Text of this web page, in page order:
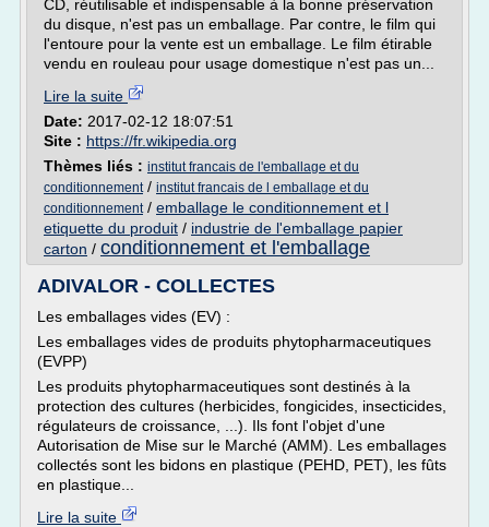
CD, réutilisable et indispensable à la bonne préservation
du disque, n'est pas un emballage. Par contre, le film qui
l'entoure pour la vente est un emballage. Le film étirable
vendu en rouleau pour usage domestique n'est pas un...
Lire la suite
Date: 2017-02-12 18:07:51
Site : https://fr.wikipedia.org
Thèmes liés : institut francais de l'emballage et du
conditionnement/ institut francais de l emballage et du
conditionnement/ emballage le conditionnement et l
etiquette du produit / industrie de l'emballage papier
carton / conditionnement et l'emballage
ADIVALOR - COLLECTES
Les emballages vides (EV) :
Les emballages vides de produits phytopharmaceutiques
(EVPP)
Les produits phytopharmaceutiques sont destinés à la
protection des cultures (herbicides, fongicides, insecticides,
régulateurs de croissance, ...). Ils font l'objet d'une
Autorisation de Mise sur le Marché (AMM). Les emballages
collectés sont les bidons en plastique (PEHD, PET), les fûts
en plastique...
Lire la suite